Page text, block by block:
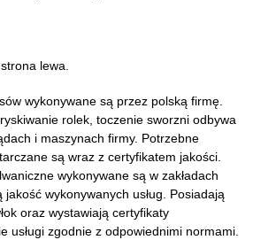
lewa.
wykonywane są przez polską firmę.
rolek, toczenie sworzni odbywa
i maszynach firmy. Potrzebne
są wraz z certyfikatem jakości.
wykonywane są w zakładach
wykonywanych usług. Posiadają
oraz wystawiają certyfikaty
usługi zgodnie z odpowiednimi normami.